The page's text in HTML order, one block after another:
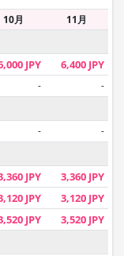
10月
11月
JPY 6,400 JPY
-
-
-
-
JPY 3,360 JPY
JPY 3,120 JPY
JPY 3,520 JPY